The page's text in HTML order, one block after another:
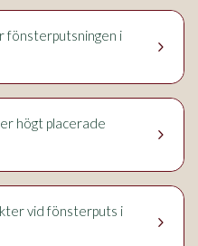
keyboard_arrow_right
fönsterputsningen i
keyboard_arrow_right
högt placerade
keyboard_arrow_right
vid fönsterputs i